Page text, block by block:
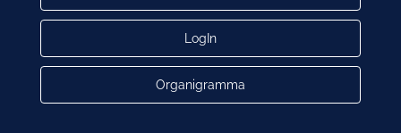
LogIn
Organigramma